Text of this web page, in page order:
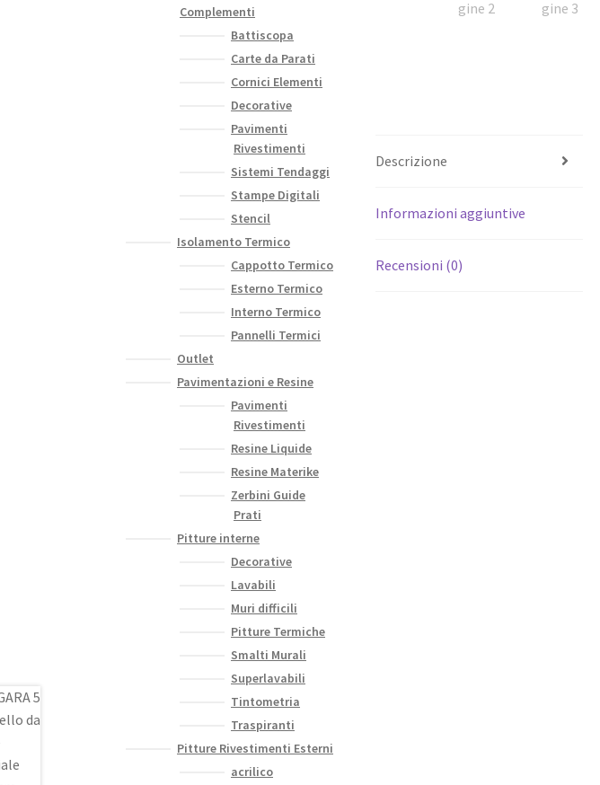
Descrizione
Informazioni aggiuntive
Recensioni (0)
Complementi
Battiscopa
Carte da Parati
Cornici Elementi
Decorative
Pavimenti
Rivestimenti
Sistemi Tendaggi
Stampe Digitali
Stencil
Isolamento Termico
Cappotto Termico
Esterno Termico
Interno Termico
Pannelli Termici
Outlet
Pavimentazioni e Resine
Pavimenti
Rivestimenti
Resine Liquide
Resine Materike
Zerbini Guide
Prati
Pitture interne
Decorative
Lavabili
Muri difficili
Pitture Termiche
Smalti Murali
Superlavabili
Tintometria
Traspiranti
Pitture Rivestimenti Esterni
acrilico